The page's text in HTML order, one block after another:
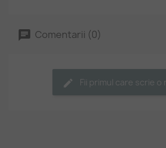
Comentarii (0)
Fii primul care scrie o